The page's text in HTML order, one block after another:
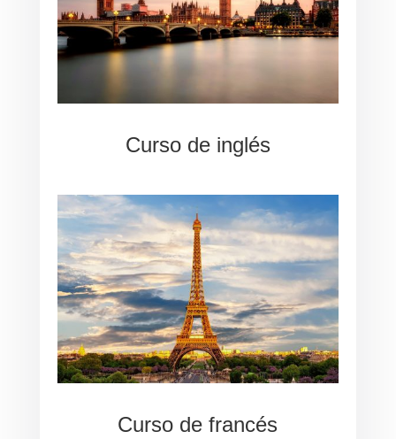
Curso de inglés
Curso de francés